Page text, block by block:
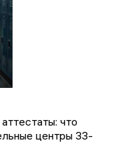
что
центры 33-